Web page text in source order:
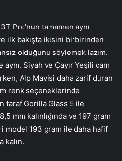
Pro’nun tamamen aynı
ilk bakışta ikisini birbirinden
olduğunu söylemek lazım.
Siyah ve Çayır Yeşili cam
Alp Mavisi daha zarif duran
renk seçeneklerinde
taraf Gorilla Glass 5 ile
mm kalınlığında ve 197 gram
model 193 gram ile daha hafif
kalın.